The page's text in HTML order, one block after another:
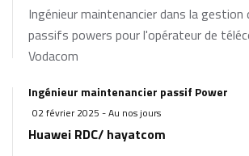
Ingénieur maintenancier dans la gestion
passifs powers pour l'opérateur de
Vodacom
Ingénieur maintenancier passif Power
02 février 2025 - Au nos jours
Huawei RDC/ hayatcom